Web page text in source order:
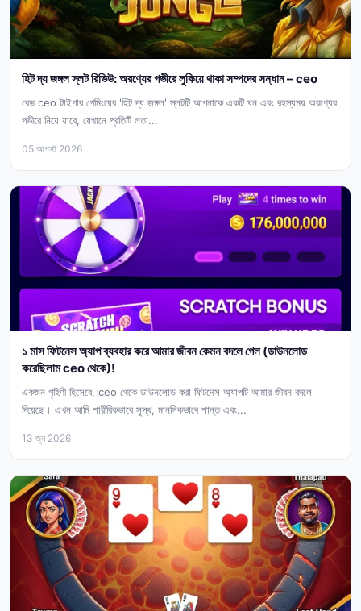
হিট দ্য জঙ্গল স্লট রিভিউ: অরণ্যের গভীরে লুকিয়ে থাকা সম্পদের সন্ধান – ceo
রেড ceo টাইগার গেমিংয়ের 'হিট দ্য জঙ্গল' স্লটটি আপনাকে একটি ঘন এবং রহস্যময় অরণ্যের
গভীরে নিয়ে যাবে, যেখানে প্রতিটি লতা...
05 আগস্ট 2026
১ মাস ফিটনেস অ্যাপ ব্যবহার করে আমার জীবন কেমন বদলে গেল (ডাউনলোড
করেছিলাম ceo থেকে)!
একজন গৃহিণী হিসেবে, ceo থেকে ডাউনলোড করা ফিটনেস অ্যাপটি আমার জীবন বদলে
দিয়েছে। এখন আমি শারীরিকভাবে সুস্থ, মানসিকভাবে শান্ত এবং...
13 জুন 2026